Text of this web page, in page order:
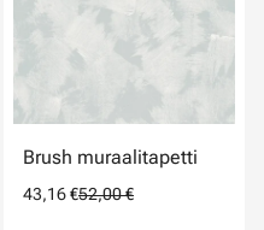
Brush muraalitapetti
43,16 €52,00 €